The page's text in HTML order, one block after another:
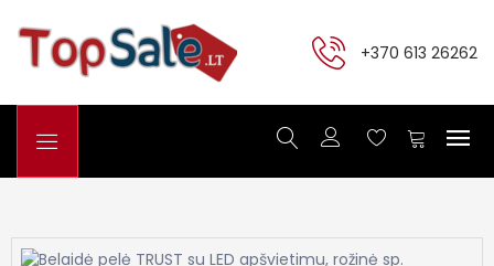
+370 613 26262